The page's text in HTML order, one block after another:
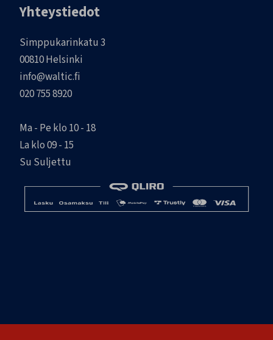
Yhteystiedot
Simppukarinkatu 3
00810 Helsinki
info@waltic.fi
020 755 8920
Ma - Pe klo 10 - 18
La klo 09 - 15
Su Suljettu